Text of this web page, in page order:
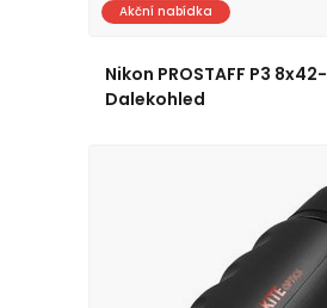
Akční nabídka
Nikon PROSTAFF P3 8x42-
Dalekohled